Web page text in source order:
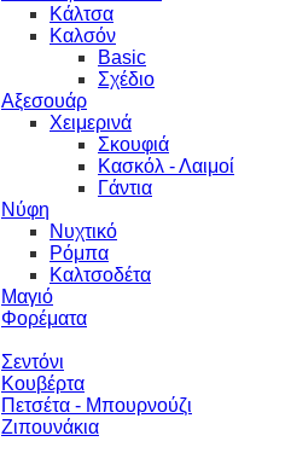
Κάλτσα
Καλσόν
Basic
Σχέδιο
Αξεσουάρ
Χειμερινά
Σκουφιά
Κασκόλ - Λαιμοί
Γάντια
Νύφη
Νυχτικό
Ρόμπα
Καλτσοδέτα
Μαγιό
Φορέματα
Σεντόνι
Κουβέρτα
Πετσέτα - Μπουρνούζι
Ζιπουνάκια